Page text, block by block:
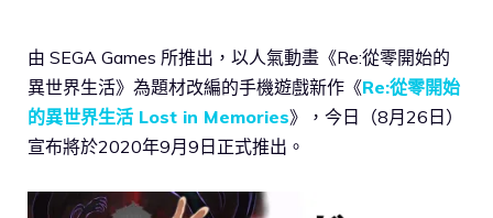
由 SEGA Games 所推出，以人氣動畫《Re:從零開始的
異世界生活》為題材改編的手機遊戲新作《Re:從零開始
的異世界生活 Lost in Memories》，今日（8月26日）
宣布將於2020年9月9日正式推出。